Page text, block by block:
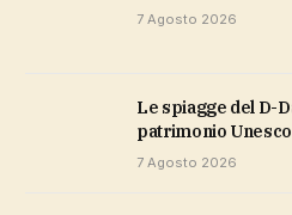
7 Agosto 2026
Le spiagge del D-Day entrano a far parte del
patrimonio Unesco
7 Agosto 2026